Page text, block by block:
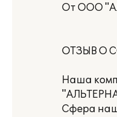
От ООО
ОТЗЫВ О
Наша
Сфера